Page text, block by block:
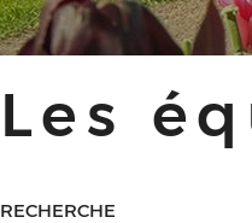
Les
RECHERCHE